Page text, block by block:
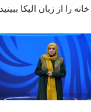
را از زبان الیکا